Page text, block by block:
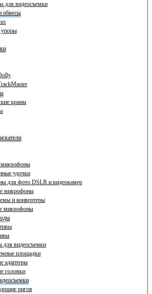
для видеосъемки
обвесы
краны
микрофоны
удочки
для фото DSLR и видеокамер
микрофоны
и конвертеры
микрофоны
видеосъемки
площадки
адаптеры
головки
ригов